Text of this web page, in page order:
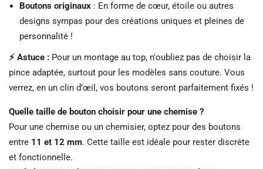
Boutons originaux : En forme de cœur, étoile ou autres
designs sympas pour des créations uniques et pleines de
personnalité !
⚡️ Astuce : Pour un montage au top, n'oubliez pas de choisir la
pince adaptée, surtout pour les modèles sans couture. Vous
verrez, en un clin d’œil, vos boutons seront parfaitement fixés !
Quelle taille de bouton choisir pour une chemise ?
Pour une chemise ou un chemisier, optez pour des boutons
entre 11 et 12 mm. Cette taille est idéale pour rester discrète
et fonctionnelle.